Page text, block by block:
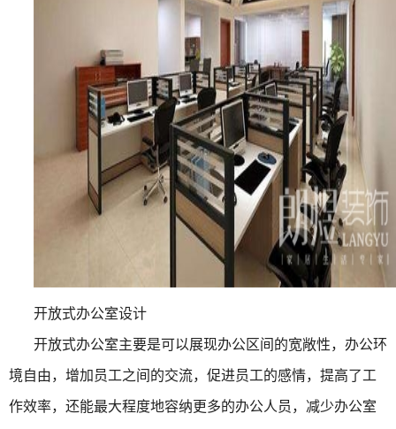
开放式办公室设计
开放式办公室主要是可以展现办公区间的宽敞性，办公环
境自由，增加员工之间的交流，促进员工的感情，提高了工
作效率，还能最大程度地容纳更多的办公人员，减少办公室